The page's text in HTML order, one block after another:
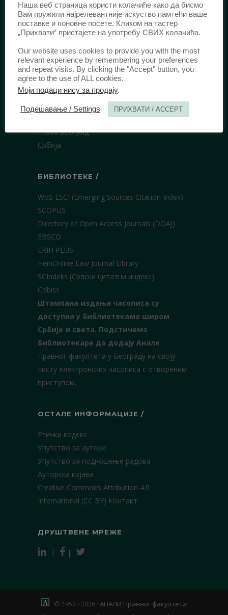
ISSN:0003-2565(Штампано издање)
еISSN:2406-2693(Онлајн издање)
10.51204/Anali_PFBU_1906
ИЗДАВАЧ /
Правни факултет Универзитета у
Београду
Булевар краља Александра 67
11000 Београд
Србија
БИБЛИОТЕКЕ /
WoS ESCI (Emerging Sources Citation Index)
SCOPUS
Directory of Open Access Journals (DOAJ)
EBSCO
ERIH PLUS
HeinOnline Law Journal Library
SCIndeks (Српски цитатни индекс)
Cobiss
Штампана издања часописа су
доступна у библиотекама широм
Србије и света. Подстичемо
библиотекаре да додају Анале
Правног факултета у Београду на своју
листу електронских часописа с отвореним
приступом.
ОСТАЛЕ ИНФОРМАЦИЈЕ /
Етички кодекс
Упутство за ауторе
Упутство за подношење радова
Ауторска изјава
Creative Commons Attribution 4.0
International (CC BY) Контакт
ДРУШТВЕНЕ МРЕЖЕ
| |
© 1953 - 2026 · АНАЛИ Правног факултета
Наша веб страница користи колачиће како да бисмо
Вам пружили најрелевантније искуство памтећи ваше
поставке и поновне посете. Кликом на тастер
„Прихвати“ пристајете на употребу СВИХ колачића.
Our website uses cookies to provide you with the most
relevant experience by remembering your preferences
and repeat visits. By clicking the "Accept" button, you
agree to the use of ALL cookies.
Моји подаци нису за продају.
Подешавање / Settings ПРИХВАТИ / ACCEPT